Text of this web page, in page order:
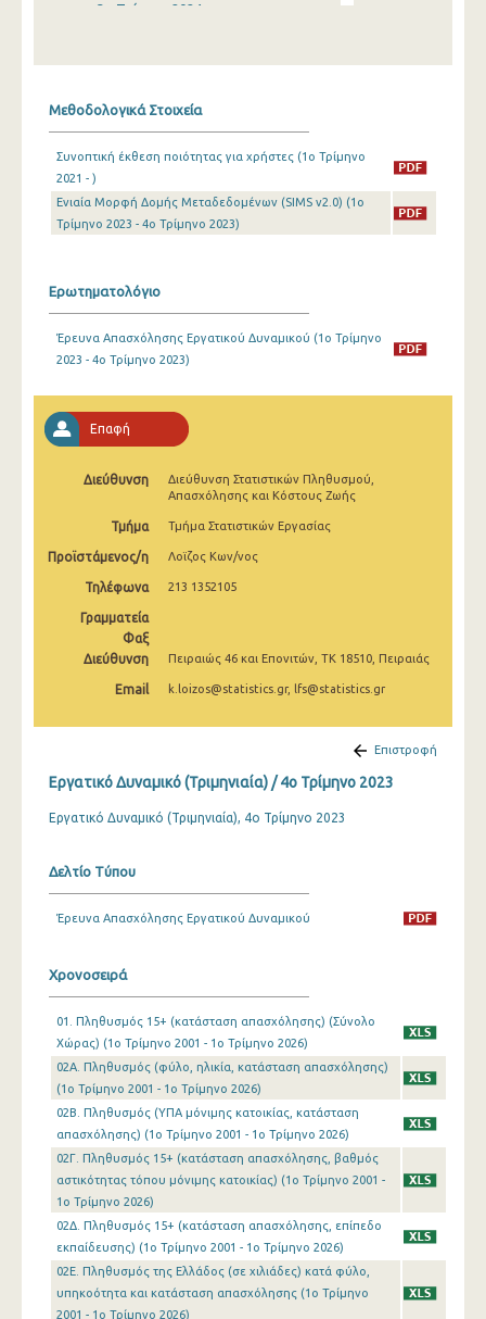
3o Τρίμηνο 2024
3o Τρίμηνο 2023
2o Τρίμηνο 2023
4o Τρίμηνο 2022
2o Τρίμηνο 2022
1o Τρίμηνο 2022
4o Τρίμηνο 2021
3o Τρίμηνο 2021
2o Τρίμηνο 2021
1o Τρίμηνο 2021
4o Τρίμηνο 2020
3o Τρίμηνο 2020
3o Τρίμηνο 2019
1o Τρίμηνο 2019
2o Τρίμηνο 2018
1o Τρίμηνο 2018
4o Τρίμηνο 2017
3o Τρίμηνο 2017
2o Τρίμηνο 2017
1o Τρίμηνο 2017
4o Τρίμηνο 2016
3o Τρίμηνο 2016
2o Τρίμηνο 2016
Μεθοδολογικά Στοιχεία
Συνοπτική έκθεση ποιότητας για χρήστες (1o Τρίμηνο
2021 - )
Ενιαία Μορφή Δομής Μεταδεδομένων (SIMS v2.0) (1o
Τρίμηνο 2023 - 4o Τρίμηνο 2023)
Ερωτηματολόγιο
Έρευνα Απασχόλησης Εργατικού Δυναμικού (1o Τρίμηνο
2023 - 4o Τρίμηνο 2023)
Επαφή
Διεύθυνση
Διεύθυνση Στατιστικών Πληθυσμού,
Απασχόλησης και Κόστους Ζωής
Τμήμα Τμήμα Στατιστικών Εργασίας
Προϊστάμενος/η Λοϊζος Κων/νος
Τηλέφωνα 213 1352105
Γραμματεία
Φαξ
Διεύθυνση
Πειραιώς 46 και Επονιτών, ΤΚ 18510, Πειραιάς
Email k.loizos@statistics.gr, lfs@statistics.gr
Επιστροφή
Εργατικό Δυναμικό (Τριμηνιαία) / 4o Τρίμηνο 2023
Εργατικό Δυναμικό (Τριμηνιαία), 4ο Τρίμηνο 2023
Δελτίο Τύπου
Έρευνα Απασχόλησης Εργατικού Δυναμικού
Χρονοσειρά
01. Πληθυσμός 15+ (κατάσταση απασχόλησης) (Σύνολο
Χώρας) (1o Τρίμηνο 2001 - 1o Τρίμηνο 2026)
02Α. Πληθυσμός (φύλο, ηλικία, κατάσταση απασχόλησης)
(1o Τρίμηνο 2001 - 1o Τρίμηνο 2026)
02Β. Πληθυσμός (ΥΠΑ μόνιμης κατοικίας, κατάσταση
απασχόλησης) (1o Τρίμηνο 2001 - 1o Τρίμηνο 2026)
02Γ. Πληθυσμός 15+ (κατάσταση απασχόλησης, βαθμός
αστικότητας τόπου μόνιμης κατοικίας) (1o Τρίμηνο 2001 -
1o Τρίμηνο 2026)
02Δ. Πληθυσμός 15+ (κατάσταση απασχόλησης, επίπεδο
εκπαίδευσης) (1o Τρίμηνο 2001 - 1o Τρίμηνο 2026)
02Ε. Πληθυσμός της Ελλάδος (σε χιλιάδες) κατά φύλο,
υπηκοότητα και κατάσταση απασχόλησης (1o Τρίμηνο
2001 - 1o Τρίμηνο 2026)